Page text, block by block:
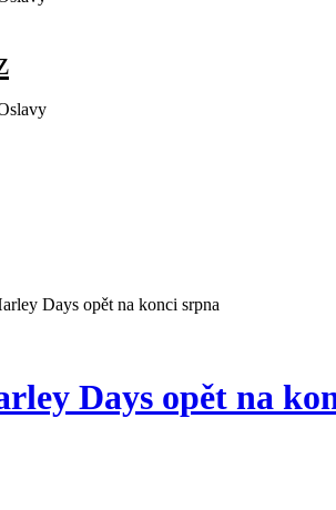
Days opět na konci srpna
Days opět na